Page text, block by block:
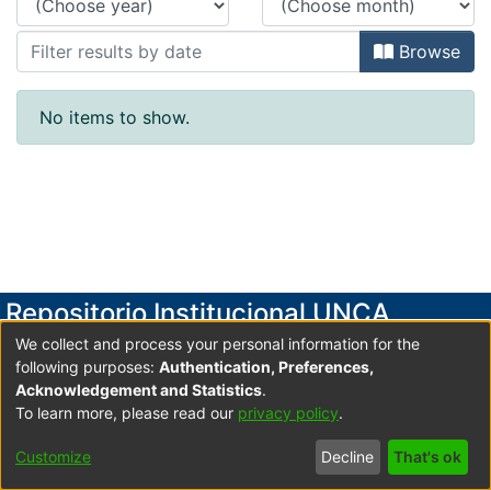
Browse
No items to show.
Repositorio Institucional UNCA
Secretaría de Investigación y Posgrado
Universidad Nacional de Catamarca
Av. Maximio Victoria 55, 2do. Piso- Edificio Variante I-
Predio Universitario UNCA C.P. 4700 San Fdo. V. de
Catamarca
We collect and process your personal information for the
following purposes: Authentication, Preferences,
Acknowledgement and Statistics.
To learn more, please read our privacy policy.
Customize Decline That's ok